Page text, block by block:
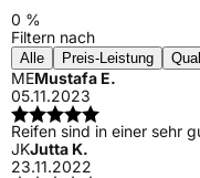
0 %
Filtern nach
Alle Preis-Leistung
MEMustafa E.
05.11.2023
Reifen sind in einer sehr
JKJutta K.
23.11.2022